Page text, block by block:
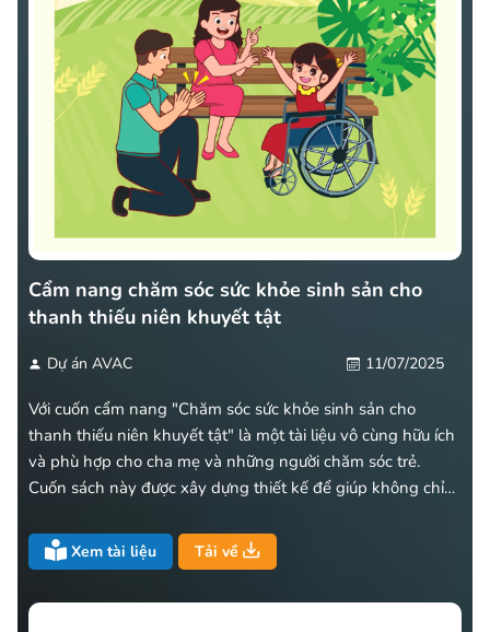
Cẩm nang chăm sóc sức khỏe sinh sản cho
thanh thiếu niên khuyết tật
Dự án AVAC 11/07/2025
Với cuốn cẩm nang "Chăm sóc sức khỏe sinh sản cho
thanh thiếu niên khuyết tật" là một tài liệu vô cùng hữu ích
và phù hợp cho cha mẹ và những người chăm sóc trẻ.
Cuốn sách này được xây dựng thiết kế để giúp không chỉ
những ai quan tâm đến vấn đề này để thấy rõ vai trò quan
trọng trong việc cung cấp các thông tin đa dạng về chăm
cho thanh thiếu niên khuyết tật trong cuộc sống thường
Xem tài liệu Tải về